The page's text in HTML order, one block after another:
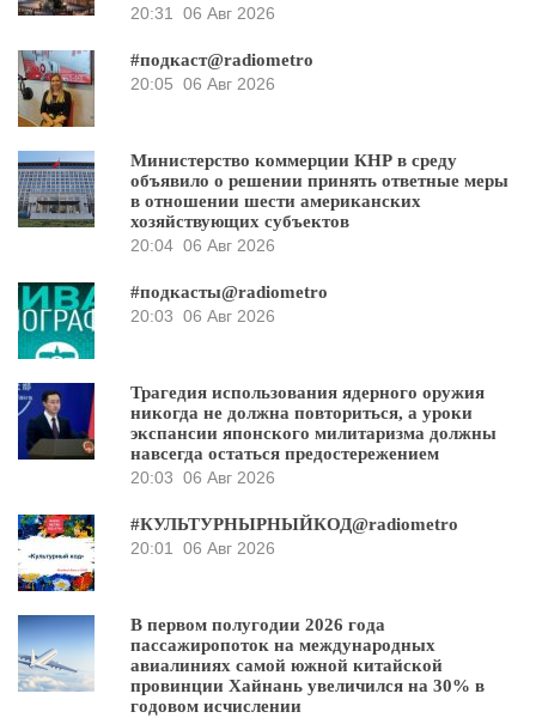
20:31 06 Авг 2026
#подкаст@radiometro
20:05 06 Авг 2026
Министерство коммерции КНР в среду
объявило о решении принять ответные меры
в отношении шести американских
хозяйствующих субъектов
20:04 06 Авг 2026
#подкасты@radiometro
20:03 06 Авг 2026
Трагедия использования ядерного оружия
никогда не должна повториться, а уроки
экспансии японского милитаризма должны
навсегда остаться предостережением
20:03 06 Авг 2026
#КУЛЬТУРНЫРНЫЙКОД@radiometro
20:01 06 Авг 2026
В первом полугодии 2026 года
пассажиропоток на международных
авиалиниях самой южной китайской
провинции Хайнань увеличился на 30% в
годовом исчислении